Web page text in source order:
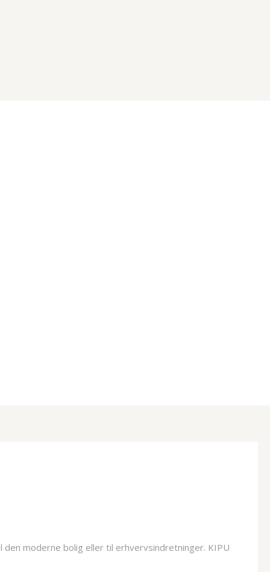
moderne bolig eller til erhvervsindretninger. KIPU